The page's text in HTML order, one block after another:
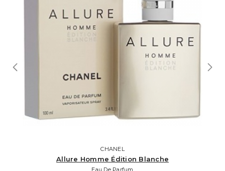
CHANEL
Allure Homme Édition Blanche
Eau De Parfum